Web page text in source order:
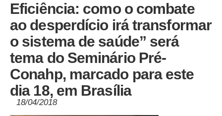
Eficiência: como o combate
ao desperdício irá transformar
o sistema de saúde” será
tema do Seminário Pré-
Conahp, marcado para este
dia 18, em Brasília
18/04/2018